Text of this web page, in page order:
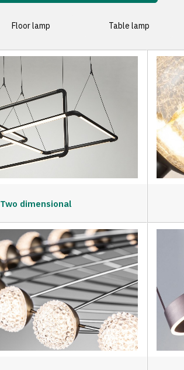
Floor lamp Table lamp
Two dimensional